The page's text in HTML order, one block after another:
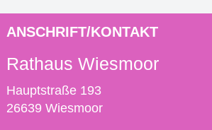
ANSCHRIFT/KONTAKT
Rathaus Wiesmoor
Hauptstraße 193
26639 Wiesmoor